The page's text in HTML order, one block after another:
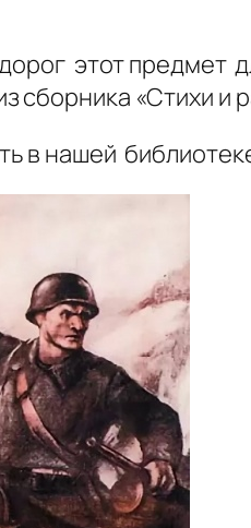
этот предмет
сборника «Стихи и
в нашей